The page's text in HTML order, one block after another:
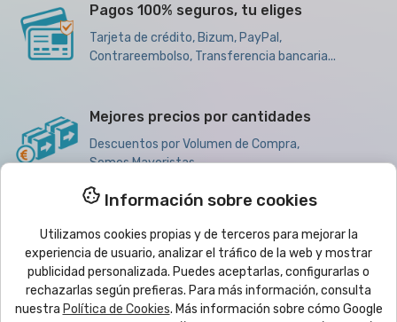
Pagos 100% seguros, tu eliges
Tarjeta de crédito, Bizum, PayPal,
Contrareembolso, Transferencia bancaria...
Mejores precios por cantidades
Descuentos por Volumen de Compra,
Somos Mayoristas
Productos 
Ayuda 
Información sobre cookies
Utilizamos cookies propias y de terceros para mejorar la
experiencia de usuario, analizar el tráfico de la web y mostrar
publicidad personalizada. Puedes aceptarlas, configurarlas o
rechazarlas según prefieras. Para más información, consulta
nuestra Política de Cookies. Más información sobre cómo Google